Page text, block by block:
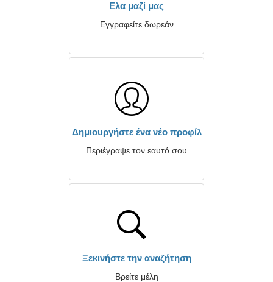
Ελα μαζί μας
Εγγραφείτε δωρεάν
Δημιουργήστε ένα νέο προφίλ
Περιέγραψε τον εαυτό σου
Ξεκινήστε την αναζήτηση
Βρείτε μέλη